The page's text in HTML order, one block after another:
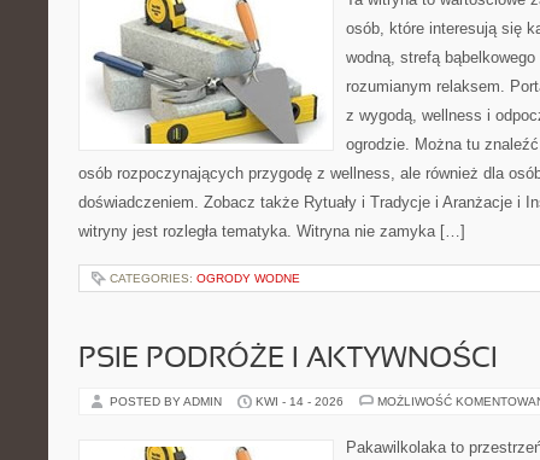
osób, które interesują się
wodną, strefą
rozumianym relaksem.
z wygodą, wellness i
ogrodzie. Można tu
osób rozpoczynających przygodę z wellness, ale również dla
doświadczeniem. Zobacz także Rytuały i Tradycje i Aranżacje i
witryny jest rozległa tematyka. Witryna nie zamyka […]
CATEGORIES: OGRODY WODNE
PSIE PODRÓŻE I AKTYWNOŚCI
POSTED BY ADMIN KWI - 14 - 2026 MOŻLIWOŚĆ
Pakawilkolaka to